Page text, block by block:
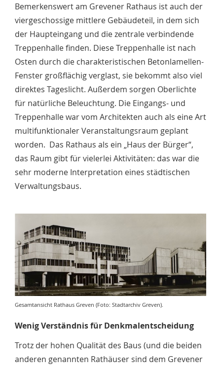
Bemerkenswert am Grevener Rathaus ist auch der
viergeschossige mittlere Gebäudeteil, in dem sich
der Haupteingang und die zentrale verbindende
Treppenhalle finden. Diese Treppenhalle ist nach
Osten durch die charakteristischen Betonlamellen-
Fenster großflächig verglast, sie bekommt also viel
direktes Tageslicht. Außerdem sorgen Oberlichte
für natür­liche Beleuchtung. Die Eingangs- und
Treppenhalle war vom Architekten auch als eine Art
multifunktionaler Veranstaltungsraum geplant
worden. Das Rathaus als ein „Haus der Bürger“,
das Raum gibt für vielerlei Aktivitäten: das war die
sehr moderne Interpretation eines städtischen
Verwaltungsbaus.
Gesamtansicht Rathaus Greven (Foto: Stadtarchiv Greven).
Wenig Verständnis für Denkmalentscheidung
Trotz der hohen Qualität des Baus (und die beiden
anderen genannten Rathäuser sind dem Grevener